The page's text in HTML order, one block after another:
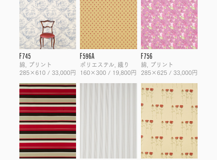
F745
綿, プリント
285×610 / 33,000円
F596A
ポリエステル, 織り
160×300 / 19,800円
F756
綿, プリント
285×625 / 33,000円